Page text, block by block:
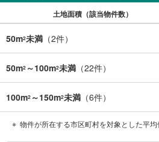
土地面積（該当物件数）
50m2未満 （2件）
50m2 ～100m2未満 （22件）
100m2 ～150m2未満 （6件）
物件が所在する市区町村を対象とした平均